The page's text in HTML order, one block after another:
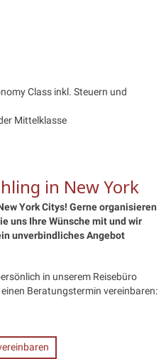
Class inkl. Steuern und
Mittelklasse
in New York
York Citys! Gerne organisieren
uns Ihre Wünsche mit und wir
unverbindliches Angebot
in unserem Reisebüro
Beratungstermin vereinbaren: